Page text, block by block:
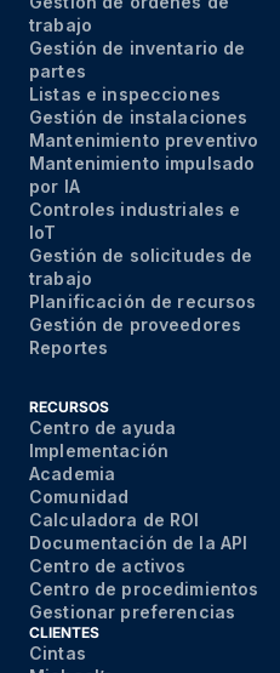
trabajo
Gestión de inventario de
partes
Listas e inspecciones
Gestión de instalaciones
Mantenimiento preventivo
Mantenimiento impulsado
por IA
Controles industriales e
IoT
Gestión de solicitudes de
trabajo
Planificación de recursos
Gestión de proveedores
Reportes
RECURSOS
Centro de ayuda
Implementación
Academia
Comunidad
Calculadora de ROI
Documentación de la API
Centro de activos
Centro de procedimientos
Gestionar preferencias
CLIENTES
Cintas